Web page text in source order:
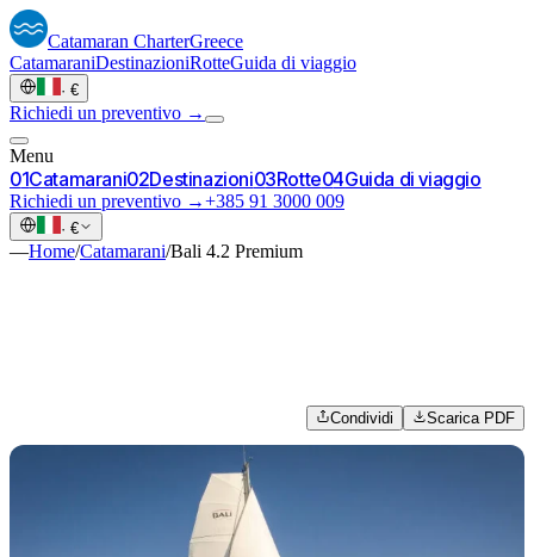
Catamaran CharterGreece
CatamaraniDestinazioniRotteGuida di viaggio
· €
Richiedi un preventivo →
Menu
01Catamarani02Destinazioni03Rotte04Guida di viaggio
Richiedi un preventivo →+385 91 3000 009
· €
—Home/Catamarani/Bali 4.2 Premium
Condividi Scarica PDF